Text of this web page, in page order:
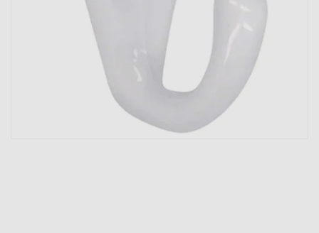
ons voorop, want we geloven dat een
goede relatie met onze klanten het
verschil maakt.